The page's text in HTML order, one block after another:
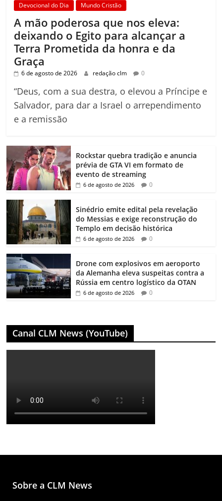
Devocional do Dia Mundo Cristão
A mão poderosa que nos eleva:
deixando o Egito para alcançar a
Terra Prometida da honra e da
Graça
6 de agosto de 2026 redação clm 0
“Deus, com a sua destra, o elevou a Príncipe e
Salvador, para dar a Israel o arrependimento
e a remissão
Rockstar quebra tradição e anuncia
prévia de GTA VI em formato de
evento de streaming
6 de agosto de 2026 0
Sinédrio emite edital pela revelação
do Messias e exige reconstrução do
Templo em decisão histórica
6 de agosto de 2026 0
Drone com explosivos em aeroporto
da Alemanha eleva suspeitas contra a
Rússia em centro logístico da OTAN
6 de agosto de 2026 0
Canal CLM News (YouTube)
Sobre a CLM News